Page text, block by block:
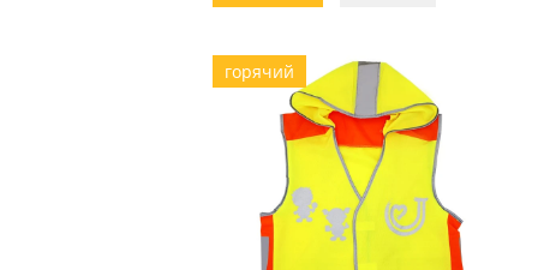
горячий